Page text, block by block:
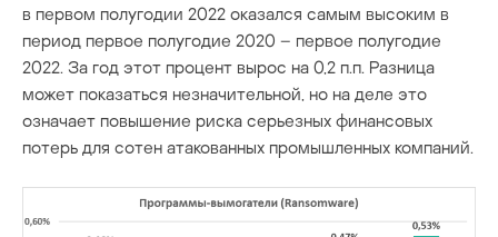
в первом полугодии 2022 оказался самым высоким в
период первое полугодие 2020 – первое полугодие
2022. За год этот процент вырос на 0,2 п.п. Разница
может показаться незначительной, но на деле это
означает повышение риска серьезных финансовых
потерь для сотен атакованных промышленных компаний.